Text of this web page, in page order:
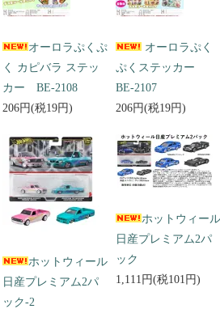
オーロラぷくぷ
く カピバラ ステッ
カー BE-2108
206円(税19円)
オーロラぷく
ぷくステッカー
BE-2107
206円(税19円)
ホットウィール
日産プレミアム2パ
ック-2
ホットウィール
日産プレミアム2パ
ック
1,111円(税101円)